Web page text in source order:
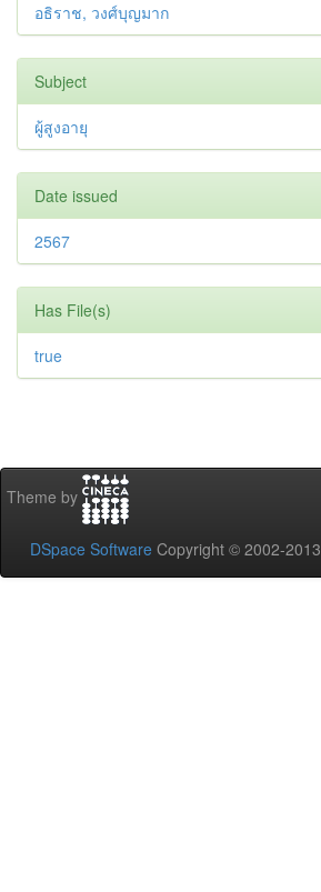
อธิราช, วงศ์บุญมาก
Subject
ผู้สูงอายุ
Date issued
2567
Has File(s)
true
Theme by
DSpace Software Copyright © 2002-2013